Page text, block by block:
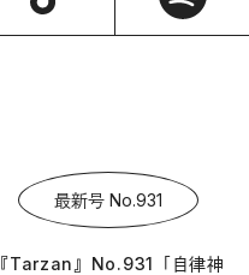
最新号 No.931
『Tarzan』No.931「自律神